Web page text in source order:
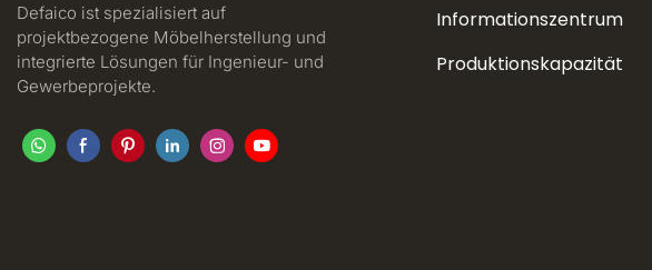
Defaico ist spezialisiert auf
projektbezogene Möbelherstellung und
integrierte Lösungen für Ingenieur- und
Gewerbeprojekte.
Informationszentrum
Produktionskapazität